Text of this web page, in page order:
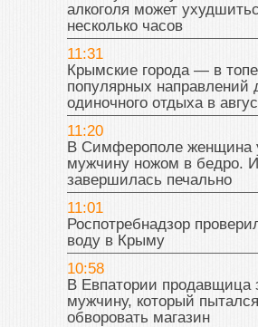
алкоголя может
несколько часов
11:31
Крымские города — в топе
популярных направлений
одиночного отдыха в
11:20
В Симферополе женщина
мужчину ножом в бедро.
завершилась печально
11:01
Роспотребнадзор
воду в Крыму
10:58
В Евпатории продавщица
мужчину, который пытался
обворовать магазин